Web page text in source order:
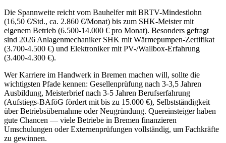
Die Spannweite reicht vom Bauhelfer mit BRTV-Mindestlohn
(16,50 €/Std., ca. 2.860 €/Monat) bis zum SHK-Meister mit
eigenem Betrieb (6.500-14.000 € pro Monat). Besonders gefragt
sind 2026 Anlagenmechaniker SHK mit Wärmepumpen-Zertifikat
(3.700-4.500 €) und Elektroniker mit PV-/Wallbox-Erfahrung
(3.400-4.300 €).
Wer Karriere im Handwerk in Bremen machen will, sollte die
wichtigsten Pfade kennen: Gesellenprüfung nach 3-3,5 Jahren
Ausbildung, Meisterbrief nach 3-5 Jahren Berufserfahrung
(Aufstiegs-BAföG fördert mit bis zu 15.000 €), Selbstständigkeit
über Betriebsübernahme oder Neugründung. Quereinsteiger haben
gute Chancen — viele Betriebe in Bremen finanzieren
Umschulungen oder Externenprüfungen vollständig, um Fachkräfte
zu gewinnen.